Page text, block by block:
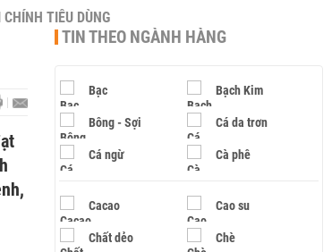
CHÍNH TIÊU DÙNG
TIN THEO NGÀNH HÀNG
Bạc Bạch Kim
Bông - Sợi Cá da trơn
Cá ngừ Cà phê
Cacao Cao su
Chất dẻo Chè